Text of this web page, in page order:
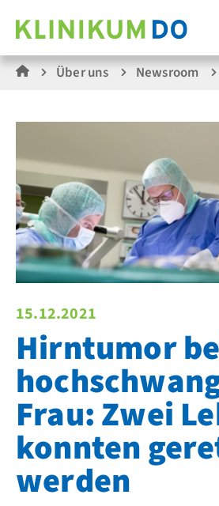
Über uns Newsroom
15.12.2021
Hirntumor
Frau: Zwei
konnten
werden